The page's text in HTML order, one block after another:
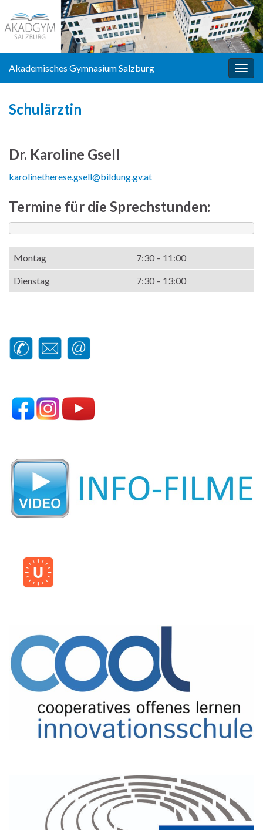
Akademisches Gymnasium Salzburg
Schulärztin
Dr. Karoline Gsell
karolinetherese.gsell@bildung.gv.at
Termine für die Sprechstunden:
Montag 7:30 – 11:00
Dienstag 7:30 – 13:00